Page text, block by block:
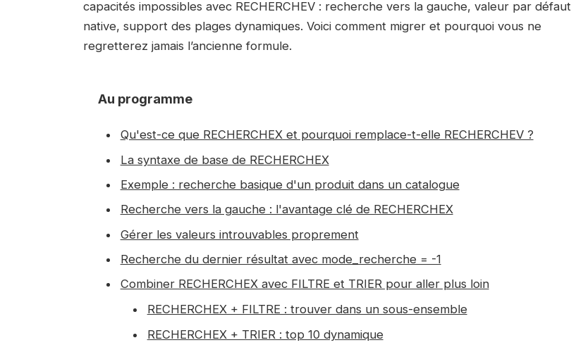
capacités impossibles avec RECHERCHEV : recherche vers la gauche, valeur par défaut
native, support des plages dynamiques. Voici comment migrer et pourquoi vous ne
regretterez jamais l’ancienne formule.
Au programme
Qu'est-ce que RECHERCHEX et pourquoi remplace-t-elle RECHERCHEV ?
La syntaxe de base de RECHERCHEX
Exemple : recherche basique d'un produit dans un catalogue
Recherche vers la gauche : l'avantage clé de RECHERCHEX
Gérer les valeurs introuvables proprement
Recherche du dernier résultat avec mode_recherche = -1
Combiner RECHERCHEX avec FILTRE et TRIER pour aller plus loin
RECHERCHEX + FILTRE : trouver dans un sous-ensemble
RECHERCHEX + TRIER : top 10 dynamique